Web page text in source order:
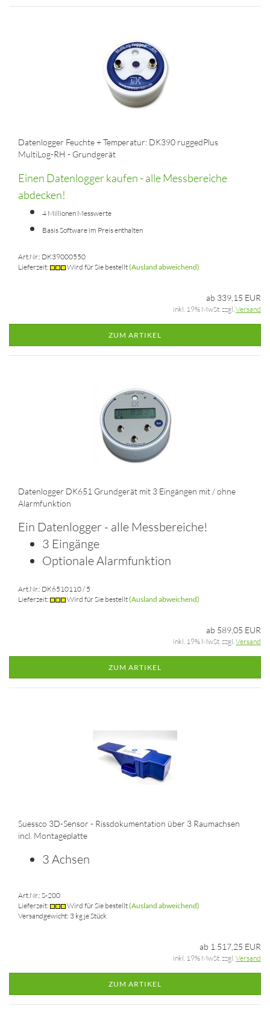
Datenlogger Feuchte + Temperatur: DK390 ruggedPlus
MultiLog-RH - Grundgerät
Einen Datenlogger kaufen - alle Messbereiche
abdecken!
4 Millionen Messwerte
Basis Software im Preis enthalten
Art.Nr.: DK39000550
Lieferzeit:
Wird für Sie bestellt(Ausland abweichend)
ab 339,15 EUR
inkl. 19% MwSt. zzgl. Versand
ZUM ARTIKEL
Datenlogger DK651 Grundgerät mit 3 Eingängen mit / ohne
Alarmfunktion
Ein Datenlogger - alle Messbereiche!
3 Eingänge
Optionale Alarmfunktion
Art.Nr.: DK6510110 / 5
Lieferzeit:
Wird für Sie bestellt(Ausland abweichend)
ab 589,05 EUR
inkl. 19% MwSt. zzgl. Versand
ZUM ARTIKEL
Suessco 3D-Sensor - Rissdokumentation über 3 Raumachsen
incl. Montageplatte
3 Achsen
Art.Nr.: S-200
Lieferzeit:
Wird für Sie bestellt(Ausland abweichend)
Versandgewicht: 3 kg je Stück
ab 1.517,25 EUR
inkl. 19% MwSt. zzgl. Versand
ZUM ARTIKEL